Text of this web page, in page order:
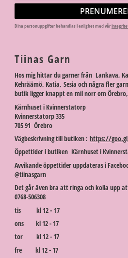
Dina personuppgifter behandlas i enlighet med vår
Tiinas Garn
Hos mig hittar du garner från Lankava,
Kehräämö, Katia, Sesia och några fler
butik ligger knappt en mil norr om
Kärnhuset i Kvinnerstatorp
Kvinnerstatorp 335
705 91 Örebro
Vägbeskrivning till butiken : https://
Öppettider i butiken Kärnhuset i
Avvikande öppettider uppdateras i
@tiinasgarn
Det går även bra att ringa och kolla upp
0768-506308
tis kl 12 - 17
ons kl 12 - 17
tor kl 12 - 17
fre kl 12 - 17